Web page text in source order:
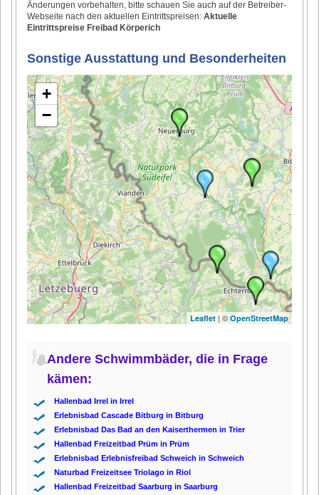
Änderungen vorbehalten, bitte schauen Sie auch auf der Betreiber-
Webseite nach den aktuellen Eintrittspreisen:Aktuelle
Eintrittspreise Freibad Körperich
Sonstige Ausstattung und Besonderheiten
+
−
Leaflet| © OpenStreetMap
Andere Schwimmbäder, die in Frage
kämen:
Hallenbad Irrel in Irrel
Erlebnisbad Cascade Bitburg in Bitburg
Erlebnisbad Das Bad an den Kaiserthermen in Trier
Hallenbad Freizeitbad Prüm in Prüm
Erlebnisbad Erlebnisfreibad Schweich in Schweich
Naturbad Freizeitsee Triolago in Riol
Hallenbad Freizeitbad Saarburg in Saarburg